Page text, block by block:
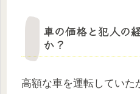
車の価格と犯人の
か？
高額な車を運転していた